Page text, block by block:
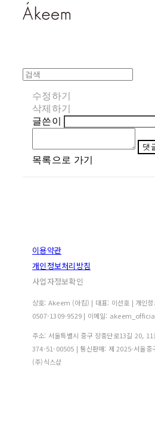
수정하기
삭제하기
글쓴이
댓
목록으로 가기
이용약관
개인정보처리방침
사업자정보확인
상호: Akeem (아킴) | 대표: 이선호 | 개인정
0507-1309-9529 | 이메일:
주소: 서울특별시 중구 장충단로13길 20,
374-51-00505 | 통신판매: 제 2025-서울중
(주)식스샵